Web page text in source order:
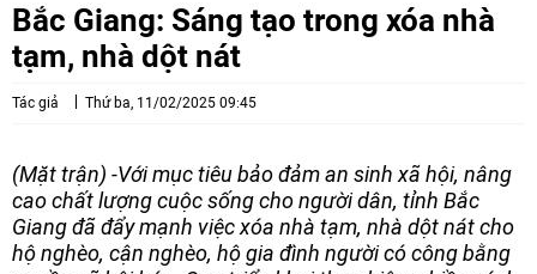
Bắc Giang: Sáng tạo trong xóa nhà
tạm, nhà dột nát
Tác giả Thứ ba, 11/02/2025 09:45
(Mặt trận) -Với mục tiêu bảo đảm an sinh xã hội, nâng
cao chất lượng cuộc sống cho người dân, tỉnh Bắc
Giang đã đẩy mạnh việc xóa nhà tạm, nhà dột nát cho
hộ nghèo, cận nghèo, hộ gia đình người có công bằng